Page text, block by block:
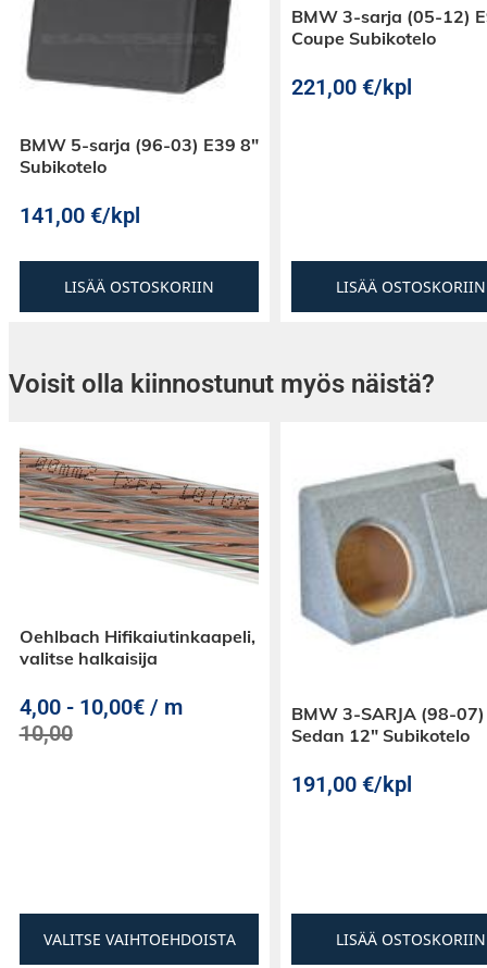
BMW 5-sarja (96-03) E39 8″
Subikotelo
141,00 €/kpl
LISÄÄ OSTOSKORIIN
BMW 3-sarja (05-12)
Coupe Subikotelo
221,00 €/kpl
LISÄÄ OSTOSKORIIN
Voisit olla kiinnostunut myös näistä?
Oehlbach Hifikaiutinkaapeli,
valitse halkaisija
4,00- 10,00€ / m
10,00
VALITSE VAIHTOEHDOISTA
BMW 3-SARJA (98-
Sedan 12″ Subikotelo
191,00 €/kpl
LISÄÄ OSTOSKORIIN